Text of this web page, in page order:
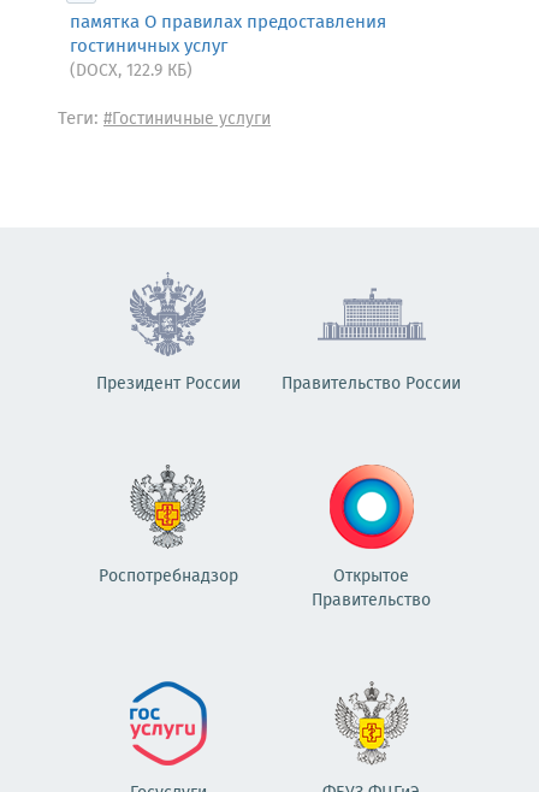
памятка О правилах предоставления
гостиничных услуг
(DOCX, 122.9 КБ)
Теги: #Гостиничные услуги
Президент России Правительство России
Роспотребнадзор
Открытое
Правительство